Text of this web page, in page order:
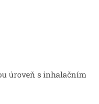
úroveň s inhalačním